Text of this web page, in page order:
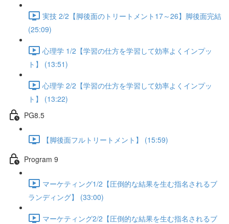
実技 2/2【脚後面のトリートメント17～26】脚後面完結
(25:09)
心理学 1/2【学習の仕方を学習して効率よくインプッ
ト】 (13:51)
心理学 2/2【学習の仕方を学習して効率よくインプッ
ト】 (13:22)
PG8.5
【脚後面フルトリートメント】 (15:59)
Program 9
マーケティング1/2【圧倒的な結果を生む指名されるブ
ランディング】 (33:00)
マーケティング2/2【圧倒的な結果を生む指名されるブ